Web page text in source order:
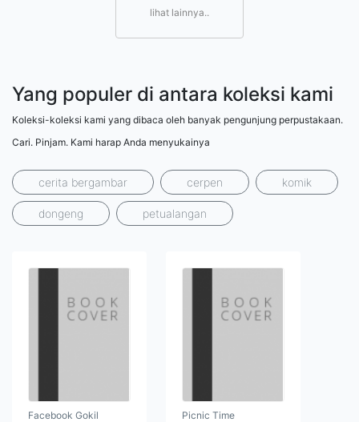
lihat lainnya..
Yang populer di antara koleksi kami
Koleksi-koleksi kami yang dibaca oleh banyak pengunjung perpustakaan.
Cari. Pinjam. Kami harap Anda menyukainya
cerita bergambar cerpen komik
dongeng petualangan
Facebook Gokil Picnic Time